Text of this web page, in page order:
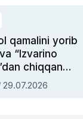
qamalini yorib
“Izvarino
chiqqan
— Ukraina
bosh
29.07.2026